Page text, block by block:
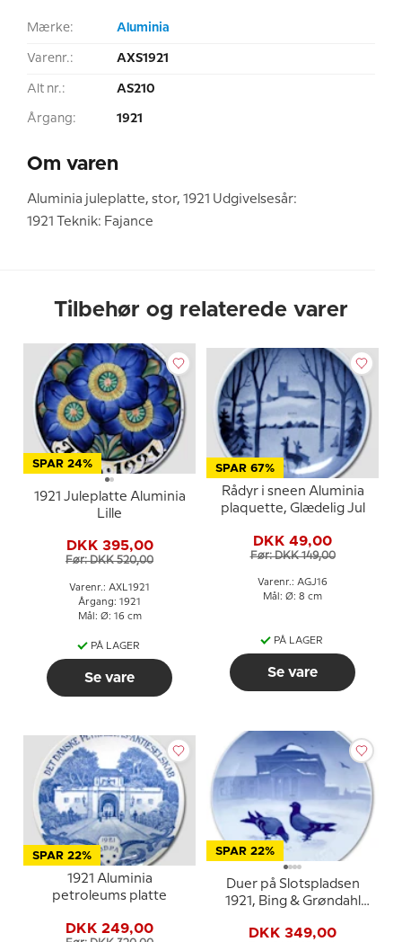
Mærke: Aluminia
Varenr.: AXS1921
Alt nr.: AS210
Årgang: 1921
Om varen
Aluminia juleplatte, stor, 1921 Udgivelsesår:
1921 Teknik: Fajance
Tilbehør og relaterede varer
SPAR 24%
1921 Juleplatte Aluminia
Lille
DKK 395,00
Før: DKK 520,00
Varenr.: AXL1921
Årgang: 1921
Mål: Ø: 16 cm
PÅ LAGER
Se vare
SPAR 67%
Rådyr i sneen Aluminia
plaquette, Glædelig Jul
DKK 49,00
Før: DKK 149,00
Varenr.: AGJ16
Mål: Ø: 8 cm
PÅ LAGER
Se vare
SPAR 22%
1921 Aluminia
petroleums platte
DKK 249,00
SPAR 22%
Duer på Slotspladsen
1921, Bing & Grøndahl
DKK 349,00